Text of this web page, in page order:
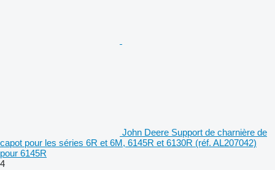
John Deere Support de charnière de
capot pour les séries 6R et 6M, 6145R et 6130R (réf. AL207042)
pour 6145R
4